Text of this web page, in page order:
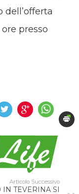
dell’offerta
presso
Articolo Successivo
TEVERINA SI